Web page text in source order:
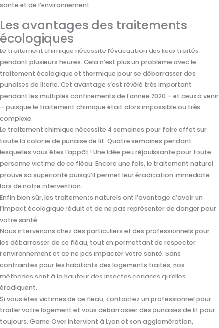
santé et de l’environnement.
Les avantages des traitements
écologiques
Le traitement chimique nécessite l’évacuation des lieux traités
pendant plusieurs heures. Cela n’est plus un problème avec le
traitement écologique et thermique pour se débarrasser des
punaises de literie. Cet avantage s’est révélé très important
pendant les multiples confinements de l’année 2020 – et ceux à venir
– puisque le traitement chimique était alors impossible ou très
complexe.
Le traitement chimique nécessite 4 semaines pour faire effet sur
toute la colonie de punaise de lit. Quatre semaines pendant
lesquelles vous êtes l’appât ! Une idée peu réjouissante pour toute
personne victime de ce fléau. Encore une fois, le traitement naturel
prouve sa supériorité puisqu’il permet leur éradication immédiate
lors de notre intervention.
Enfin bien sûr, les traitements naturels ont l’avantage d’avoir un
l’impact écologique réduit et de ne pas représenter de danger pour
votre santé.
Nous intervenons chez des particuliers et des professionnels pour
les débarrasser de ce fléau, tout en permettant de respecter
l’environnement et de ne pas impacter votre santé. Sans
contraintes pour les habitants des logements traités, nos
méthodes sont à la hauteur des insectes coriaces qu’elles
éradiquent.
Si vous êtes victimes de ce fléau, contactez un professionnel pour
traiter votre logement et vous débarrasser des punaises de lit pour
toujours. Game Over intervient à Lyon et son agglomération,